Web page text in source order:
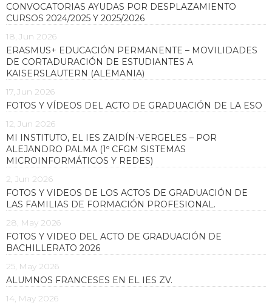
CONVOCATORIAS AYUDAS POR DESPLAZAMIENTO
CURSOS 2024/2025 Y 2025/2026
18, Jun 2026
ERASMUS+ EDUCACIÓN PERMANENTE – MOVILIDADES
DE CORTADURACIÓN DE ESTUDIANTES A
KAISERSLAUTERN (ALEMANIA)
17, Jun 2026
FOTOS Y VÍDEOS DEL ACTO DE GRADUACIÓN DE LA ESO
12, Jun 2026
MI INSTITUTO, EL IES ZAIDÍN-VERGELES – POR
ALEJANDRO PALMA (1º CFGM SISTEMAS
MICROINFORMÁTICOS Y REDES)
2, Jun 2026
FOTOS Y VIDEOS DE LOS ACTOS DE GRADUACIÓN DE
LAS FAMILIAS DE FORMACIÓN PROFESIONAL.
28, May 2026
FOTOS Y VIDEO DEL ACTO DE GRADUACIÓN DE
BACHILLERATO 2026
25, May 2026
ALUMNOS FRANCESES EN EL IES ZV.
14, May 2026